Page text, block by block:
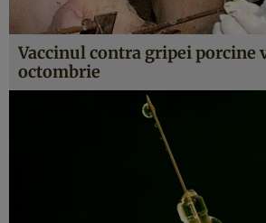
Vaccinul contra gripei porcine
octombrie